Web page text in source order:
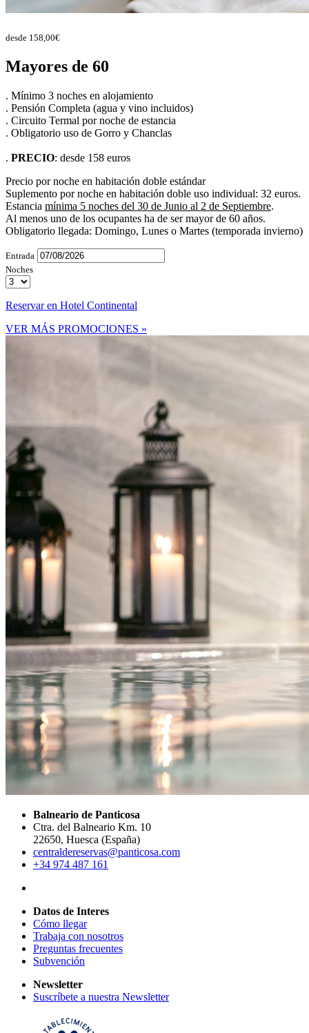
desde 158,00€
Mayores de 60
. Mínimo 3 noches en alojamiento
. Pensión Completa (agua y vino incluidos)
. Circuito Termal por noche de estancia
. Obligatorio uso de Gorro y Chanclas
. PRECIO: desde 158 euros
Precio por noche en habitación doble estándar
Suplemento por noche en habitación doble uso individual: 32 euros.
Estancia mínima 5 noches del 30 de Junio al 2 de Septiembre.
Al menos uno de los ocupantes ha de ser mayor de 60 años.
Obligatorio llegada: Domingo, Lunes o Martes (temporada invierno)
Entrada
Noches
Reservar en Hotel Continental
VER MÁS PROMOCIONES »
Balneario de Panticosa
Ctra. del Balneario Km. 10
22650, Huesca (España)
centraldereservas@panticosa.com
+34 974 487 161
Datos de Interes
Cómo llegar
Trabaja con nosotros
Preguntas frecuentes
Subvención
Newsletter
Suscríbete a nuestra Newsletter